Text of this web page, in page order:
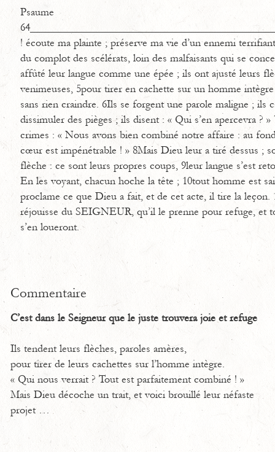
Psaume
! écoute ma plainte ; préserve ma vie d’un ennemi
du complot des scélérats, loin des malfaisants qui se
affûté leur langue comme une épée ; ils ont ajusté leurs
venimeuses, 5pour tirer en cachette sur un homme
sans rien craindre. 6Ils se forgent une parole maligne ; ils
dissimuler des pièges ; ils disent : « Qui s’en apercevra ?
crimes : « Nous avons bien combiné notre affaire : au
cœur est impénétrable ! » 8Mais Dieu leur a tiré dessus ;
flèche : ce sont leurs propres coups, 9leur langue s’est
En les voyant, chacun hoche la tête ; 10tout homme est
proclame ce que Dieu a fait, et de cet acte, il tire la leçon.
réjouisse du SEIGNEUR, qu’il le prenne pour refuge, et
s’en loueront.
Commentaire
C’est dans le Seigneur que le juste trouvera joie et refuge
Ils tendent leurs flèches, paroles amères,
pour tirer de leurs cachettes sur l’homme intègre.
« Qui nous verrait ? Tout est parfaitement combiné ! »
Mais Dieu décoche un trait, et voici brouillé leur néfaste
projet …